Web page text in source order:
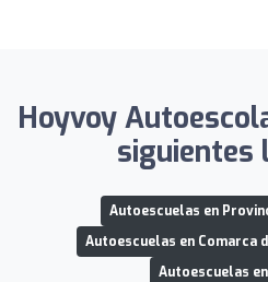
Hoyvoy
siguientes
Autoescuelas en
Autoescuelas en Comarca
Autoescuelas